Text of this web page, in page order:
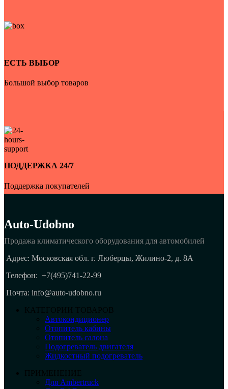
ЕСТЬ ВЫБОР
Большой выбор товаров
ПОДДЕРЖКА 24/7
Поддержка покупателей
Auto-Udobno
Продажа климатического оборудования для автомобилей
Адрес: Московская обл. г. Люберцы, Жилино-2, д. 8A
Телефон: +7(495)741-22-99
Почта: info@auto-udobno.ru
КАТЕГОРИИ ТОВАРОВ
Автокондиционер
Отопитель кабины
Отопитель салона
Подогреватель двигателя
Жидкостный подогреватель
ПРИМЕНЕНИЕ
Для Ambertruck